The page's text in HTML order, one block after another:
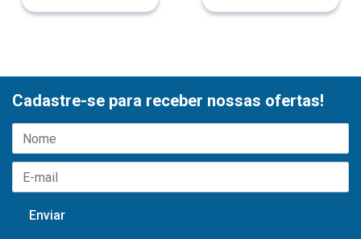
Cadastre-se para receber nossas ofertas!